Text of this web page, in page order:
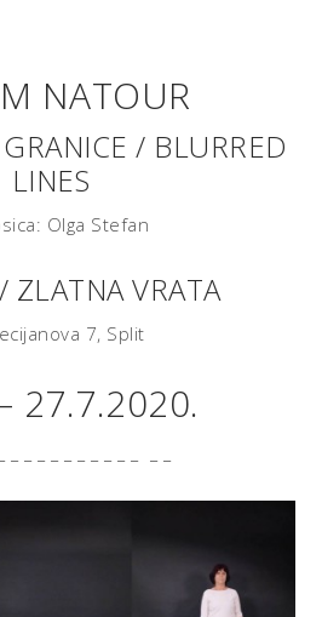
NATOUR
/ BLURRED
LINES
Olga Stefan
ZLATNA VRATA
7, Split
27.7.2020.